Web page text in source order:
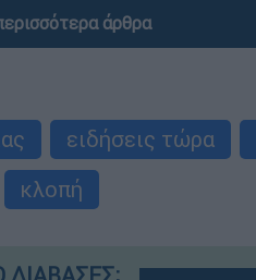
άρθρα
ειδήσεις τώρα
κλοπή